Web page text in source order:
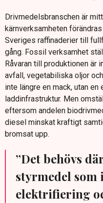
Drivmedelsbranschen är
kärnverksamheten
Sveriges raffinaderier till
gång. Fossil verksamhet
Råvaran till produktionen är
avfall, vegetabiliska oljor
inte längre en mack, utan
laddinfrastruktur. Men
eftersom andelen
diesel minskat kraftigt
bromsat upp.
”Det behövs
styrmedel
elektrifiering